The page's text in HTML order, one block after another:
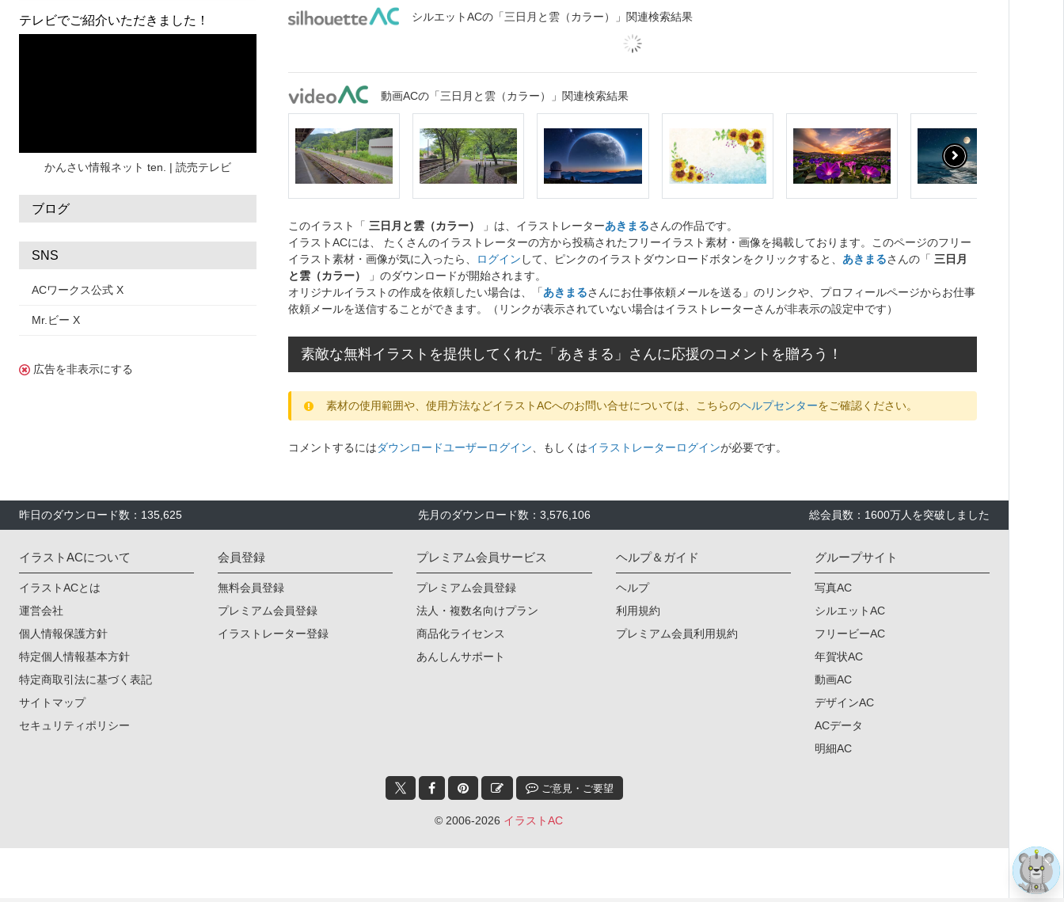
日本地図 海
テレビでご紹介いただきました！
かんさい情報ネット ten. | 読売テレビ
ブログ
SNS
ACワークス公式 X
Mr.ビー X
広告を非表示にする
シルエットACの「三日月と雲（カラー）」関連検索結果
動画ACの「三日月と雲（カラー）」関連検索結果
このイラスト「 三日月と雲（カラー） 」は、イラストレーターあきまるさんの作品です。
イラストACには、 たくさんのイラストレーターの方から投稿されたフリーイラスト素材・画像を掲載しております。このページのフリー
イラスト素材・画像が気に入ったら、
ログイン して、ピンクのイラストダウンロードボタンをクリックすると、 あきまるさんの「 三日月
と雲（カラー）
」のダウンロードが開始されます。
オリジナルイラストの作成を依頼したい場合は、「あきまるさんにお仕事依頼メールを送る」のリンクや、プロフィールページからお仕事
依頼メールを送信することができます。（リンクが表示されていない場合はイラストレーターさんが非表示の設定中です）
素敵な無料イラストを提供してくれた「あきまる」さんに応援のコメントを贈ろう！
素材の使用範囲や、使用方法などイラストACへのお問い合せについては、こちらのヘルプセンターをご確認ください。
コメントするにはダウンロードユーザーログイン 、もしくはイラストレーターログインが必要です。
昨日のダウンロード数：135,625 先月のダウンロード数：3,576,106 総会員数：1600万人を突破しました
イラストACについて
イラストACとは
運営会社
個人情報保護方針
特定個人情報基本方針
特定商取引法に基づく表記
サイトマップ
セキュリティポリシー
会員登録
無料会員登録
プレミアム会員登録
イラストレーター登録
プレミアム会員サービス
プレミアム会員登録
法人・複数名向けプラン
商品化ライセンス
あんしんサポート
ヘルプ＆ガイド
ヘルプ
利用規約
プレミアム会員利用規約
グループサイト
写真AC
シルエットAC
フリービーAC
年賀状AC
動画AC
デザインAC
ACデータ
明細AC
ご意見・ご要望
© 2006-2026 イラストAC